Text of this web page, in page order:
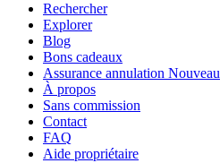
Rechercher
Explorer
Blog
Bons cadeaux
Assurance annulation Nouveau
À propos
Sans commission
Contact
FAQ
Aide propriétaire